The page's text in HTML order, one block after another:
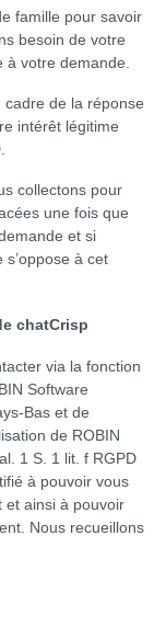
famille pour savoir
besoin de votre
votre demande.
de la réponse
intérêt légitime
collectons pour
une fois que
et si
à cet
chatCrisp
via la fonction
Software
Bas et de
de ROBIN
1 S. 1 lit. f RGPD
à pouvoir vous
et ainsi à pouvoir
Nous recueillons